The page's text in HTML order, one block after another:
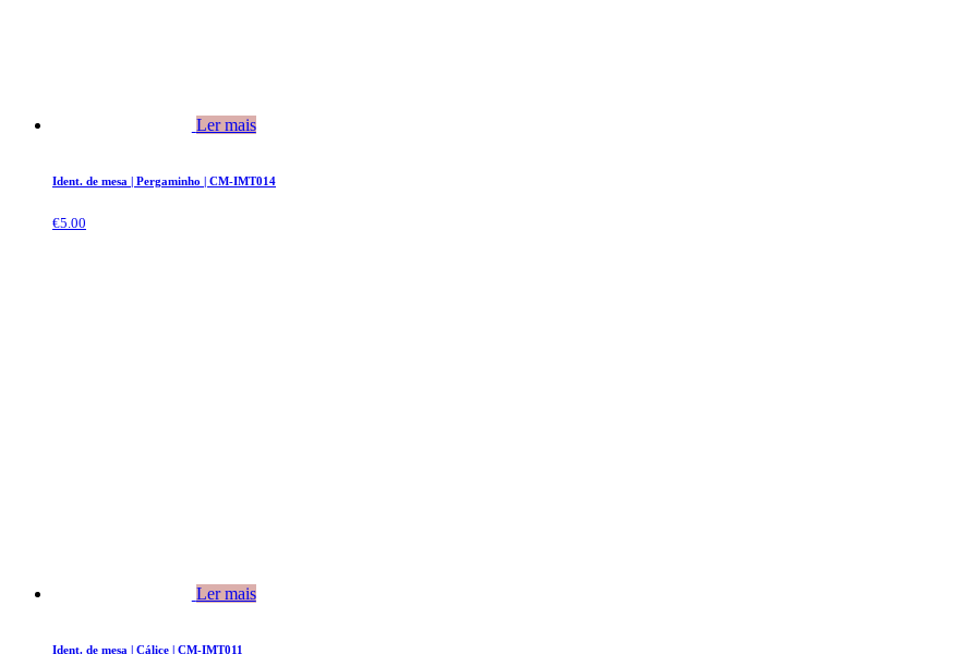
Ler mais
Ident. de mesa | Pergaminho | CM-IMT014
€5.00
Ler mais
Ident. de mesa | Cálice | CM-IMT011